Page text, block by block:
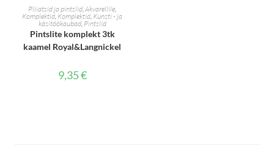
LISA KORVI
Pliiatsid ja pintslid,Akvarellile,
Komplektid, Komplektid, Kunsti - ja
käsitöökaubad, Pintslid
Pintslite komplekt 3tk
kaamel Royal&Langnickel
9,35€